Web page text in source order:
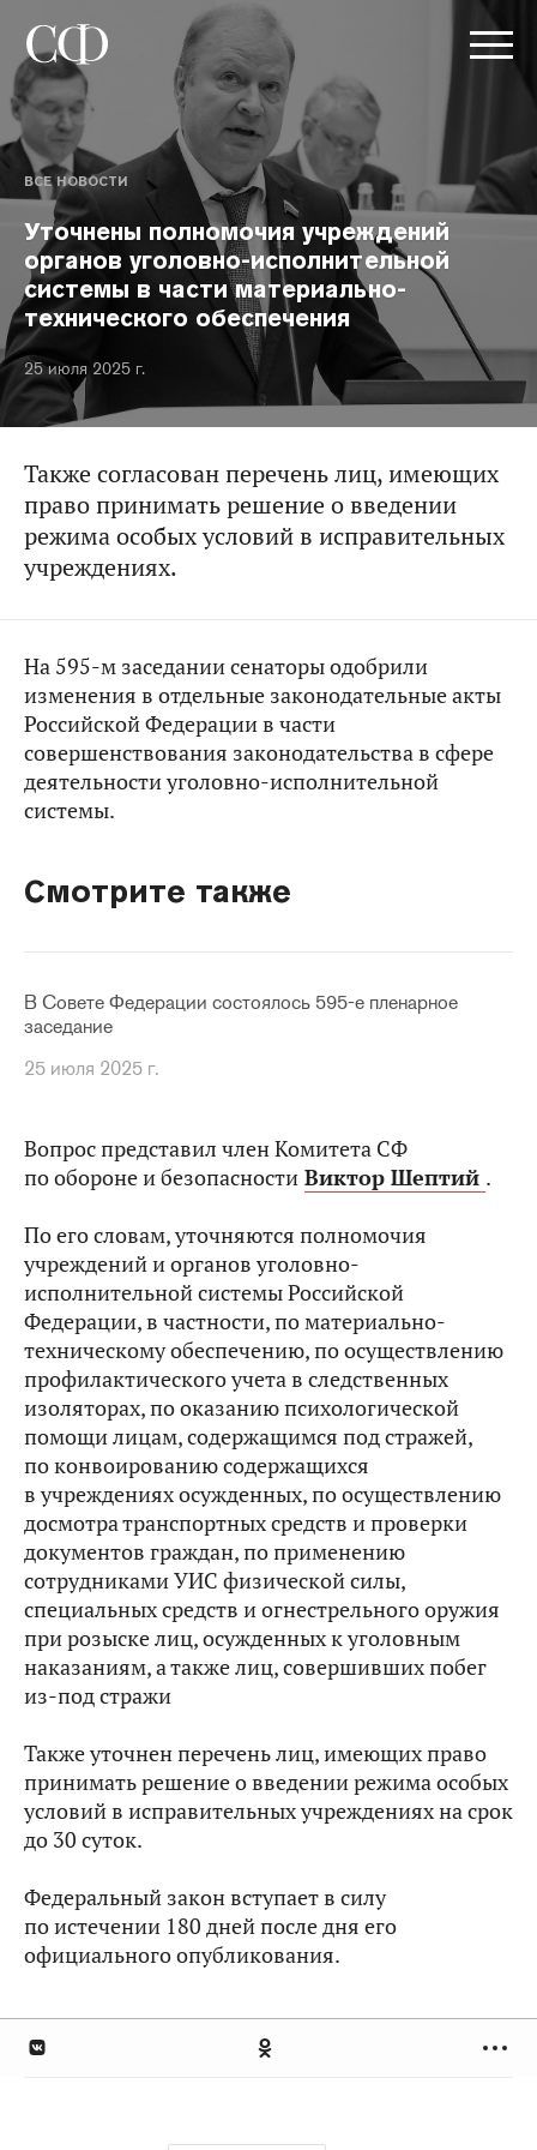
ВСЕ НОВОСТИ
Уточнены полномочия учреждений
органов уголовно-исполнительной
системы в части материально-
технического обеспечения
25 июля 2025 г.
Также согласован перечень лиц, имеющих
право принимать решение о введении
режима особых условий в исправительных
учреждениях.
На 595-м заседании сенаторы одобрили
изменения в отдельные законодательные акты
Российской Федерации в части
совершенствования законодательства в сфере
деятельности уголовно-исполнительной
системы.
Смотрите также
В Совете Федерации состоялось 595-е пленарное
заседание
25 июля 2025 г.
Вопрос представил член Комитета СФ
по обороне и безопасности Виктор Шептий .
По его словам, уточняются полномочия
учреждений и органов уголовно-
исполнительной системы Российской
Федерации, в частности, по материально-
техническому обеспечению, по осуществлению
профилактического учета в следственных
изоляторах, по оказанию психологической
помощи лицам, содержащимся под стражей,
по конвоированию содержащихся
в учреждениях осужденных, по осуществлению
досмотра транспортных средств и проверки
документов граждан, по применению
сотрудниками УИС физической силы,
специальных средств и огнестрельного оружия
при розыске лиц, осужденных к уголовным
наказаниям, а также лиц, совершивших побег
из‑под стражи
Также уточнен перечень лиц, имеющих право
принимать решение о введении режима особых
условий в исправительных учреждениях на срок
до 30 суток.
Федеральный закон вступает в силу
по истечении 180 дней после дня его
официального опубликования.